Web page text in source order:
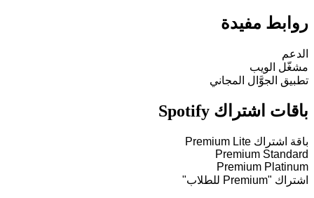
روابط مفيدة
الدعم
مشغّل الويب
تطبيق الجوَّال المجاني
باقات اشتراك Spotify
باقة اشتراك Premium Lite
Premium Standard
Premium Platinum
اشتراك "Premium للطلاب"